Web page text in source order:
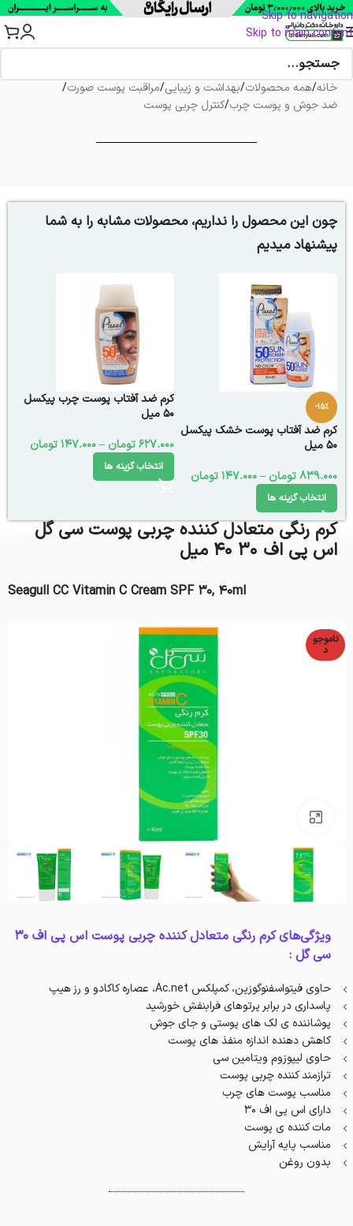
Skip to navigation
Skip to main content
خانه/همه محصولات/بهداشت و زیبایی/مراقبت پوست صورت/
ضد جوش و پوست چرب/کنترل چربی پوست
چون این محصول را نداریم، محصولات مشابه را به شما
پیشنهاد میدیم
-15%
کرم ضد آفتاب پوست خشک پیکسل
50 میل
839.000تومان –
147.000تومان
انتخاب گزینه ها
کرم ضد آفتاب پوست چرب پیکسل
50 میل
627.000تومان –
147.000تومان
انتخاب گزینه ها
کرم رنگی متعادل کننده چربی پوست سی گل
اس پی اف 30 40 میل
Seagull CC Vitamin C Cream SPF 30, 40ml
ناموجو
د
ویژگی‌های کرم رنگی متعادل کننده چربی پوست اس پی اف ۳۰
سی گل :
حاوی فیتواسفنوگوزین، کمپلکس Ac.net، عصاره کاکادو و رز هیپ
پاسداری در برابر پرتوهای فرابنفش خورشید
پوشاننده ی لک های پوستی و جای جوش
کاهش دهنده اندازه منفذ های پوست
حاوی لیپوزوم ویتامین سی
ترازمند کننده چربی پوست
مناسب پوست های چرب
دارای اس پی اف ۳۰
مات کننده ی پوست
مناسب پایه آرایش
بدون روغن